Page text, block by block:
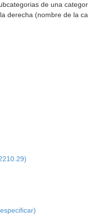
de una
derecha (nombre de la